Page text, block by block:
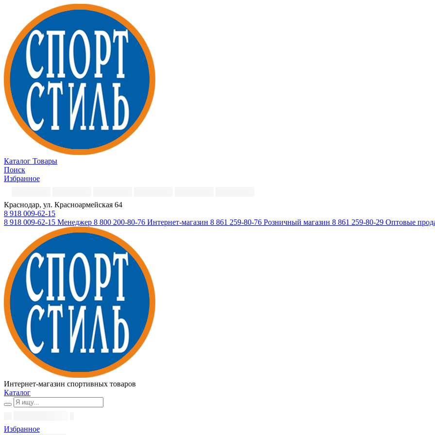
Каталог Товары
Поиск
Избранное
Краснодар, ул. Красноармейская 64
8 918 009-62-15
8 918 009-62-15 Менеджер 8 800 200-80-76 Интернет-магазин 8 861 259-80-76 Розничный магазин 8 861 259-80-29 Оптовые
Интернет-магазин спортивных товаров
Каталог
Избранное